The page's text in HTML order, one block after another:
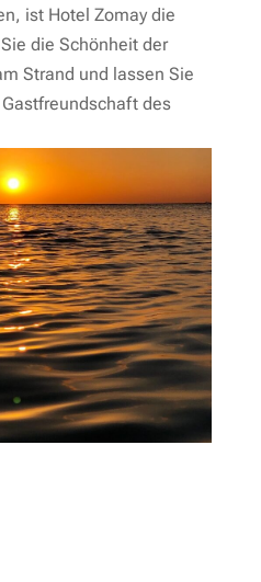
ist Hotel Zomay die
die Schönheit der
Strand und lassen Sie
des